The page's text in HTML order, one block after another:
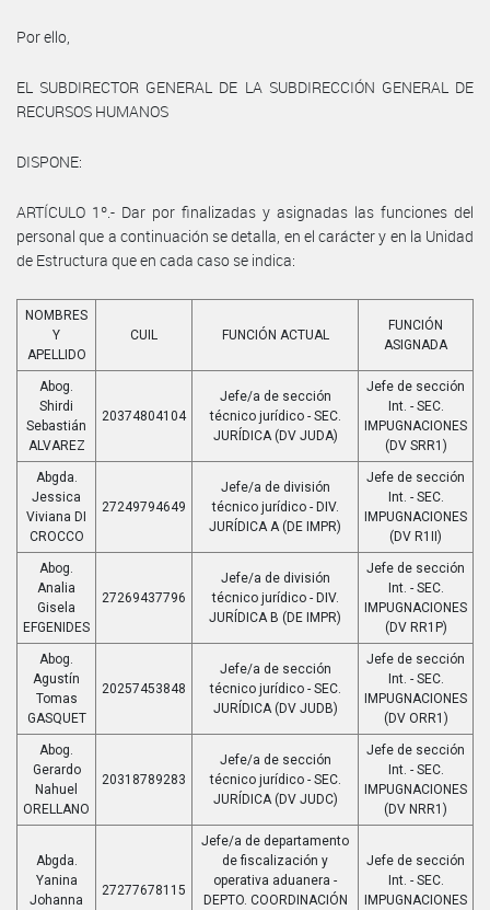
Por ello,
EL SUBDIRECTOR GENERAL DE LA SUBDIRECCIÓN GENERAL DE
RECURSOS HUMANOS
DISPONE:
ARTÍCULO 1º.- Dar por finalizadas y asignadas las funciones del
personal que a continuación se detalla, en el carácter y en la Unidad
de Estructura que en cada caso se indica:
NOMBRES
Y
APELLIDO
CUIL FUNCIÓN ACTUAL
FUNCIÓN
ASIGNADA
Abog.
Shirdi
Sebastián
ALVAREZ
20374804104
Jefe/a de sección
técnico jurídico - SEC.
JURÍDICA (DV JUDA)
Jefe de sección
Int. - SEC.
IMPUGNACIONES
(DV SRR1)
Abgda.
Jessica
Viviana DI
CROCCO
27249794649
Jefe/a de división
técnico jurídico - DIV.
JURÍDICA A (DE IMPR)
Jefe de sección
Int. - SEC.
IMPUGNACIONES
(DV R1II)
Abog.
Analia
Gisela
EFGENIDES
27269437796
Jefe/a de división
técnico jurídico - DIV.
JURÍDICA B (DE IMPR)
Jefe de sección
Int. - SEC.
IMPUGNACIONES
(DV RR1P)
Abog.
Agustín
Tomas
GASQUET
20257453848
Jefe/a de sección
técnico jurídico - SEC.
JURÍDICA (DV JUDB)
Jefe de sección
Int. - SEC.
IMPUGNACIONES
(DV ORR1)
Abog.
Gerardo
Nahuel
ORELLANO
20318789283
Jefe/a de sección
técnico jurídico - SEC.
JURÍDICA (DV JUDC)
Jefe de sección
Int. - SEC.
IMPUGNACIONES
(DV NRR1)
Abgda.
Yanina
Johanna
27277678115
Jefe/a de departamento
de fiscalización y
operativa aduanera -
DEPTO. COORDINACIÓN
Jefe de sección
Int. - SEC.
IMPUGNACIONES